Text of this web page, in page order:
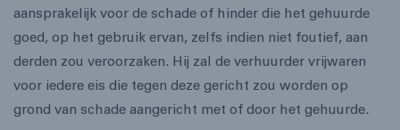
aansprakelijk voor de schade of hinder die het gehuurde
goed, op het gebruik ervan, zelfs indien niet foutief, aan
derden zou veroorzaken. Hij zal de verhuurder vrijwaren
voor iedere eis die tegen deze gericht zou worden op
grond van schade aangericht met of door het gehuurde.